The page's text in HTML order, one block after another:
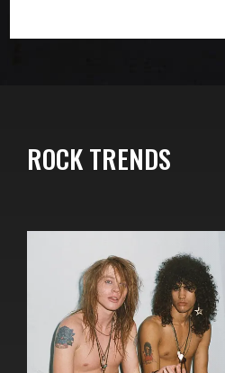
ROCK TRENDS